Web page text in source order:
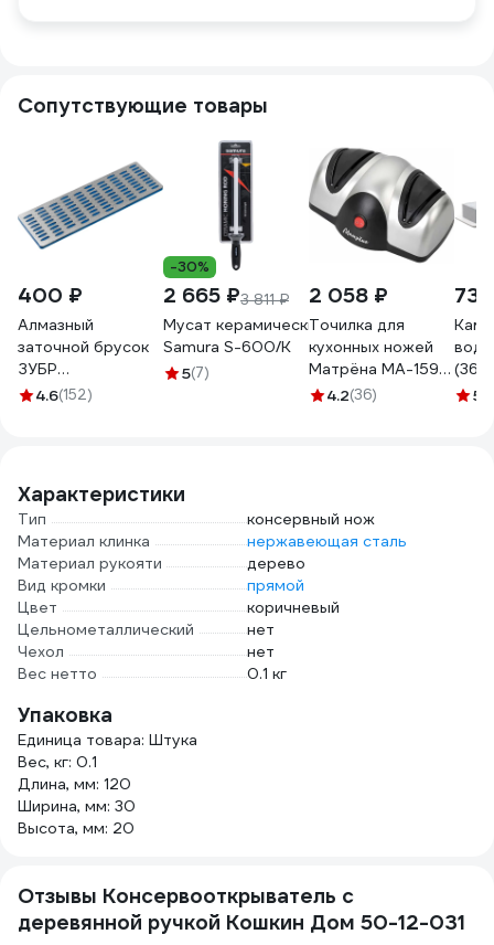
Сопутствующие товары
400 ₽
Алмазный
заточной брусок
ЗУБР
Профессионал
4.6(152)
-30%
2 665 ₽3 811 ₽
Мусат керамический 254 мм, белый
Samura S-600/K
5(7)
2 058 ₽
Точилка для
кухонных ножей
Матрёна MA-159
электрическая 40
4.2(36) 5
Характеристики
Тип
консервный нож
Материал клинка
нержавеющая сталь
Материал рукояти
дерево
Вид кромки
прямой
Цвет
коричневый
Цельнометаллический
нет
Чехол
нет
Вес нетто
0.1 кг
Упаковка
Единица товара: Штука
Вес, кг: 0.1
Длина, мм: 120
Ширина, мм: 30
Высота, мм: 20
Отзывы Консервооткрыватель с
деревянной ручкой Кошкин Дом 50-12-031